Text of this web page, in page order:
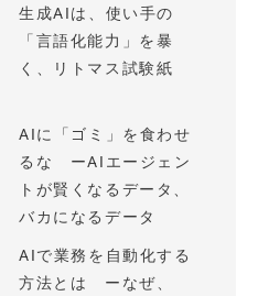
生成AIは、使い手の
「言語化能力」を暴
く、リトマス試験紙
AIに「ゴミ」を食わせ
るな ーAIエージェン
トが賢くなるデータ、
バカになるデータ
AIで業務を自動化する
方法とは ーなぜ、